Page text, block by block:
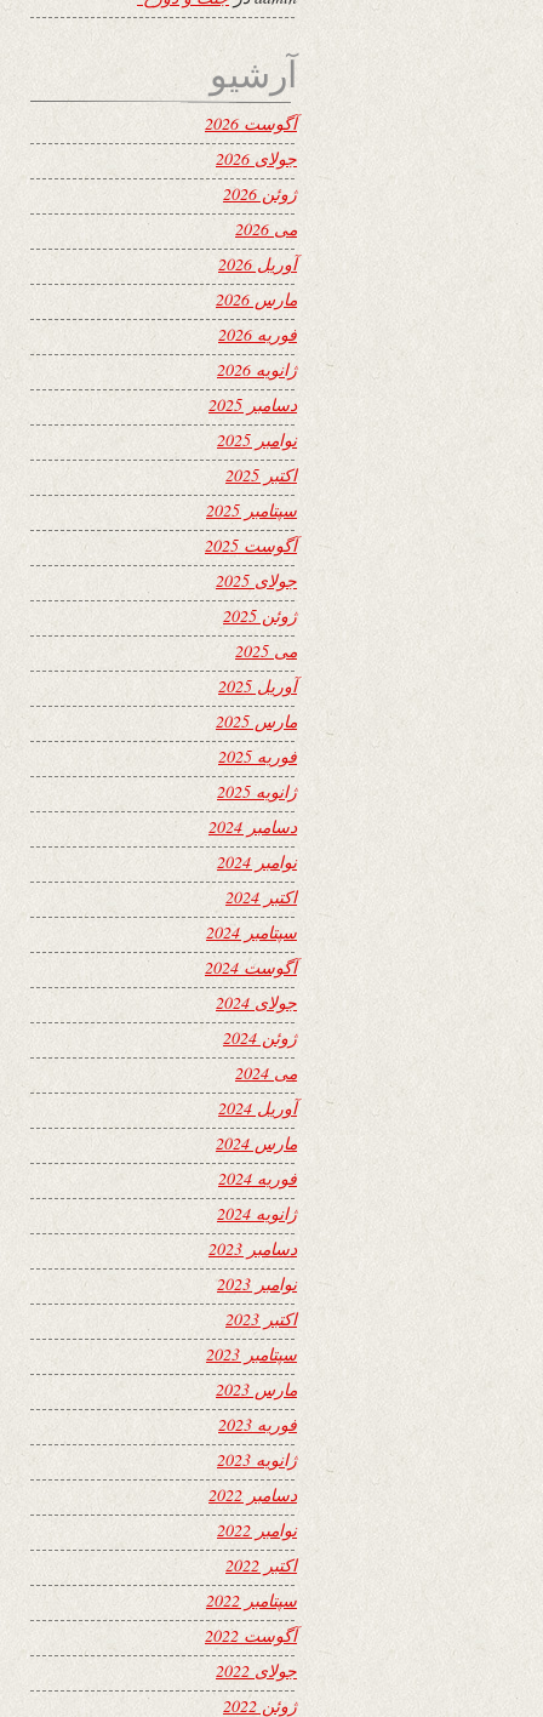
آرشیو
آگوست 2026
جولای 2026
ژوئن 2026
می 2026
آوریل 2026
مارس 2026
فوریه 2026
ژانویه 2026
دسامبر 2025
نوامبر 2025
اکتبر 2025
سپتامبر 2025
آگوست 2025
جولای 2025
ژوئن 2025
می 2025
آوریل 2025
مارس 2025
فوریه 2025
ژانویه 2025
دسامبر 2024
نوامبر 2024
اکتبر 2024
سپتامبر 2024
آگوست 2024
جولای 2024
ژوئن 2024
می 2024
آوریل 2024
مارس 2024
فوریه 2024
ژانویه 2024
دسامبر 2023
نوامبر 2023
اکتبر 2023
سپتامبر 2023
مارس 2023
فوریه 2023
ژانویه 2023
دسامبر 2022
نوامبر 2022
اکتبر 2022
سپتامبر 2022
آگوست 2022
جولای 2022
ژوئن 2022